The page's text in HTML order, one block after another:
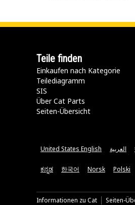
Teile finden
Einkaufen nach Kategorie
Teilediagramm
SIS
Über Cat Parts
Seiten-Übersicht
United States English العربية
ಕನ್ನಡ 한국어 Norsk Polski
Informationen zu Cat Seiten-